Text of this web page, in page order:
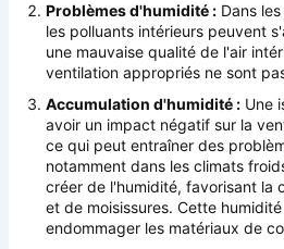
Problèmes d'humidité :Dans les
les polluants intérieurs peuvent
une mauvaise qualité de l'air
ventilation appropriés ne sont
Accumulation d'humidité :Une
avoir un impact négatif sur la
ce qui peut entraîner des
notamment dans les climats
créer de l'humidité, favorisant la
et de moisissures. Cette
endommager les matériaux de